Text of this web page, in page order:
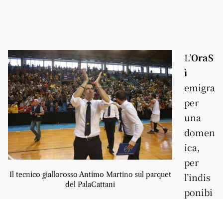
Il tecnico giallorosso Antimo Martino sul parquet
del PalaCattani
L’OraS
ì
emigra
per
una
domen
ica,
per
l’indis
ponibi